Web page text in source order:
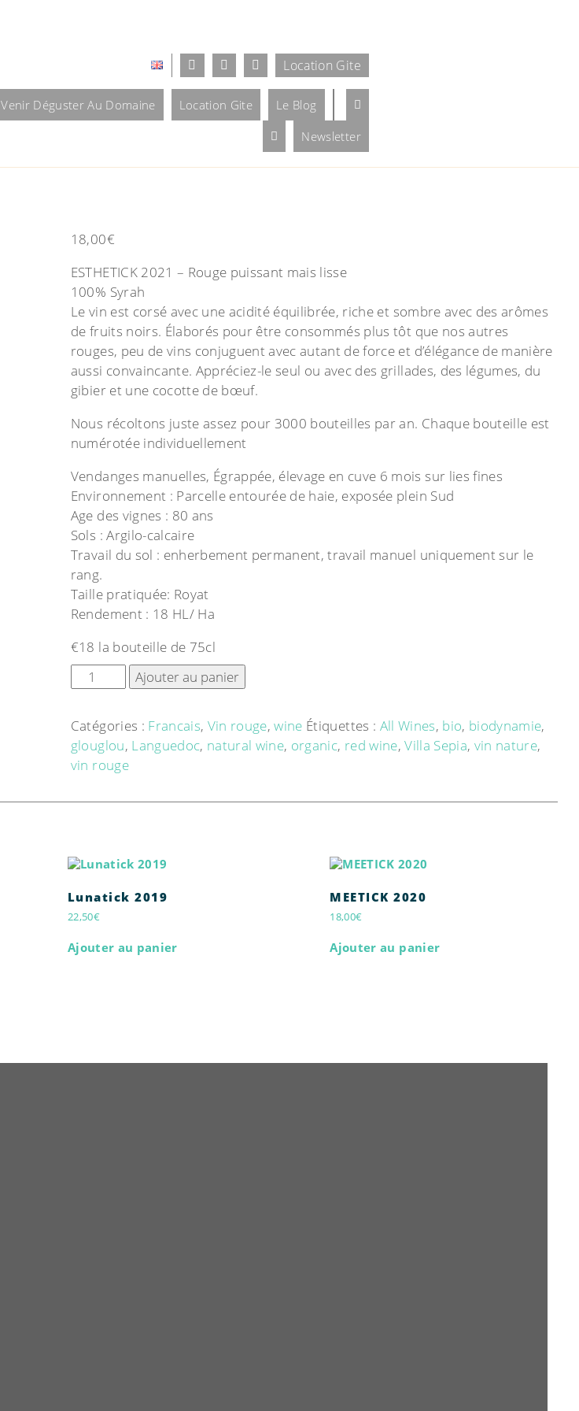
Location Gite
Venir Déguster Au Domaine Location Gite
Le Blog
Newsletter
18,00€
ESTHETICK 2021 – Rouge puissant mais lisse
100% Syrah
Le vin est corsé avec une acidité équilibrée, riche et sombre avec des arômes
de fruits noirs. Élaborés pour être consommés plus tôt que nos autres
rouges, peu de vins conjuguent avec autant de force et d’élégance de manière
aussi convaincante. Appréciez-le seul ou avec des grillades, des légumes, du
gibier et une cocotte de bœuf.
Nous récoltons juste assez pour 3000 bouteilles par an. Chaque bouteille est
numérotée individuellement
Vendanges manuelles, Égrappée, élevage en cuve 6 mois sur lies fines
Environnement : Parcelle entourée de haie, exposée plein Sud
Age des vignes : 80 ans
Sols : Argilo-calcaire
Travail du sol : enherbement permanent, travail manuel uniquement sur le
rang.
Taille pratiquée: Royat
Rendement : 18 HL/ Ha
€18 la bouteille de 75cl
Ajouter au panier
Catégories : Francais, Vin rouge,wine Étiquettes : All Wines, bio, biodynamie,
glouglou, Languedoc, natural wine, organic, red wine,Villa Sepia, vin nature,
vin rouge
Lunatick 2019
22,50€
Ajouter au panier
MEETICK 2020
18,00€
Ajouter au panier